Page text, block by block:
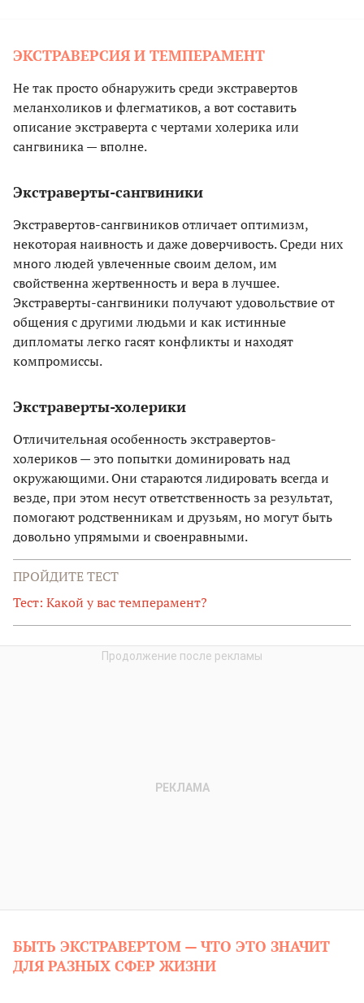
ЭКСТРАВЕРСИЯ И ТЕМПЕРАМЕНТ
Не так просто обнаружить среди экстравертов
меланхоликов и флегматиков, а вот составить
описание экстраверта с чертами холерика или
сангвиника — вполне.
Экстраверты-сангвиники
Экстравертов-сангвиников отличает оптимизм,
некоторая наивность и даже доверчивость. Среди них
много людей увлеченные своим делом, им
свойственна жертвенность и вера в лучшее.
Экстраверты-сангвиники получают удовольствие от
общения с другими людьми и как истинные
дипломаты легко гасят конфликты и находят
компромиссы.
Экстраверты-холерики
Отличительная особенность экстравертов-
холериков — это попытки доминировать над
окружающими. Они стараются лидировать всегда и
везде, при этом несут ответственность за результат,
помогают родственникам и друзьям, но могут быть
довольно упрямыми и своенравными.
ПРОЙДИТЕ ТЕСТ
Тест: Какой у вас темперамент?
БЫТЬ ЭКСТРАВЕРТОМ — ЧТО ЭТО ЗНАЧИТ
ДЛЯ РАЗНЫХ СФЕР ЖИЗНИ